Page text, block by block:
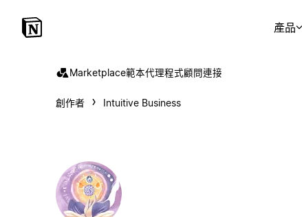
產品
Marketplace範本代理程式顧問連接
創作者 Intuitive Business